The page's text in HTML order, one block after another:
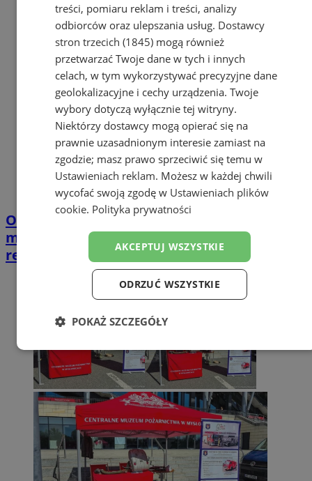
Opiekujesz się bliską osobą? Ta ankieta
może wpłynąć na przyszłe wsparcie w
regionie
treści, pomiaru reklam i treści, analizy
odbiorców oraz ulepszania usług. Dostawcy
stron trzecich (1845) mogą również
przetwarzać Twoje dane w tych i innych
celach, w tym wykorzystywać precyzyjne dane
geolokalizacyjne i cechy urządzenia. Twoje
wybory dotyczą wyłącznie tej witryny.
Niektórzy dostawcy mogą opierać się na
prawnie uzasadnionym interesie zamiast na
zgodzie; masz prawo sprzeciwić się temu w
Ustawieniach reklam. Możesz w każdej chwili
wycofać swoją zgodę w Ustawieniach plików
cookie. Polityka prywatności
AKCEPTUJ WSZYSTKIE
ODRZUĆ WSZYSTKIE
POKAŻ SZCZEGÓŁY
Niezbędne Wydajność Targetowanie
Funkcjonalność Niesklasyfikowane